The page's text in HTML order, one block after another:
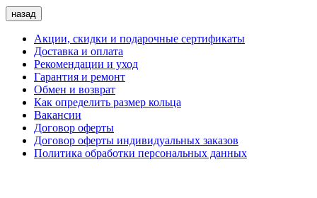
назад
Акции, скидки и подарочные сертификаты
Доставка и оплата
Рекомендации и уход
Гарантия и ремонт
Обмен и возврат
Как определить размер кольца
Вакансии
Договор оферты
Договор оферты индивидуальных заказов
Политика обработки персональных данных